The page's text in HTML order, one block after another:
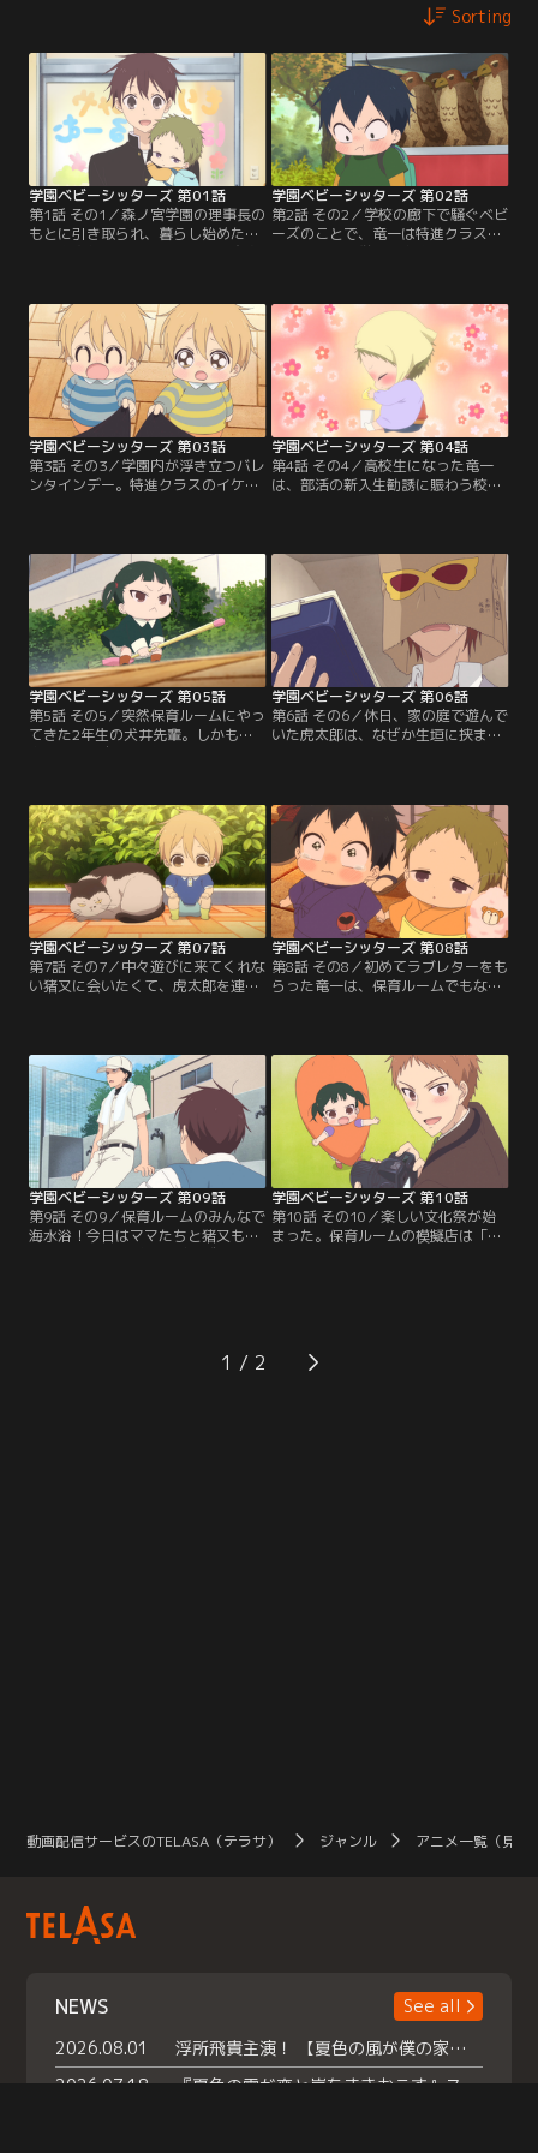
Sorting
学園ベビーシッターズ 第01話
第1話 その1／森ノ宮学園の理事長の
もとに引き取られ、暮らし始めた竜
った。保育ルームには、幼い虎太郎
と同じくらいのにぎやかなベビーズ
がいて…。
学園ベビーシッターズ 第02話
第2話 その2／学校の廊下で騒ぐベビ
ーズのことで、竜一は特進クラスの
猪又まりあに厳しく注意されてしま
ムのみんなで動物園に遠足に行くこ
とに！はしゃぐベビーズの中で、鷹
だけは兄の隼と喧嘩中でご機嫌なな
め。強がるけれどやっぱりなんだか
寂しくて…。
学園ベビーシッターズ 第03話
第3話 その3／学園内が浮き立つバレ
ンタインデー。特進クラスのイケメ
てきて…。校庭のまわりをお散歩す
るベビーズ。少し目を離した隙に、
拓馬が怪しげな男につかまってしま
う！慌てて助けた竜一たちだが、そ
の男の正体は人気俳優の狸塚恒介だ
った！
学園ベビーシッターズ 第04話
第4話 その4／高校生になった竜一
は、部活の新入生勧誘に賑わう校内
なかうまくいかなくて…。竜一が風
邪をひいて寝込んでしまった！早く
良くなるようにと、虎太郎は理事長
と一緒に特製ドリンクを作ること
に。一生懸命「れもちゃ（レモ
ン）」を絞るが…。
学園ベビーシッターズ 第05話
第5話 その5／突然保育ルームにやっ
てきた2年生の犬井先輩。しかも美
鳥が将来の自分の娘になると言い出
だが、魔女になるための勉強をした
い奇凛と、レンジャーごっこをした
い鷹が大喧嘩。魔女なんかいないと
言われた奇凛は、自分がほうきで空
を飛んで証拠を見せると言い切る
が…。
学園ベビーシッターズ 第06話
第6話 その6／休日、家の庭で遊んで
いた虎太郎は、なぜか生垣に挟まり
る竜一だが、なんだか訳ありの様子
で…。保育ルームに置き忘れられた
竜一のお弁当を、虎太郎がたったひ
とりで教室に届けるという。気合い
十分な「はじめてのお使い」だが、
その道はなかなか厳しい…。
学園ベビーシッターズ 第07話
第7話 その7／中々遊びに来てくれな
い猪又に会いたくて、虎太郎を連れ
人は、一生懸命竜一の魅力を猪又に
伝えようとするが…。いつも一緒の
拓馬＆数馬だが、数馬が風邪をひい
たため、保育ルームにやってきたの
は拓馬ひとり。いつもと変わらずニ
コニコ元気に…。
学園ベビーシッターズ 第08話
第8話 その8／初めてラブレターをも
らった竜一は、保育ルームでもなん
中、「薬」を探すために竜一とはぐ
れてしまい…。狼谷兄弟と一緒に夏
祭りに行くことになった竜一と虎太
郎。お祭りを楽しむ4人だが、ふと
気が付くと、鷹の手からおもちゃの
剣がなくなっていて…。
学園ベビーシッターズ 第09話
第9話 その9／保育ルームのみんなで
海水浴！今日はママたちと猪又も一
緒だ。大はしゃぎのベビーズだが、
がら保育ルームにやってきた鷹。ケ
ンカの原因は落書きされた野球のサ
学園ベビーシッターズ 第10話
第10話 その10／楽しい文化祭が始
まった。保育ルームの模擬店は「お
理科室の孵卵器で温めている鶏の卵
がもうすぐ孵化しそうだ。狼谷先生
1
動画配信サービスのTELASA（テラサ） ジャンル アニメ一覧（見放
NEWS
See all
2026.08.01
浮所飛貴主演！ 【夏色の風が僕の家にやってきた】 本日よりテラサで独占配信スタート！
2026.07.18
『夏色の雲が恋と嵐をまきおこす』スペシャルメイキング 【Part1】2026年７月18日（土）23時30分～配信スタート！話題のシーンの裏側を大公開！豪華キャスト大集合！ 『武宮家 真夏の家族会議』開催！